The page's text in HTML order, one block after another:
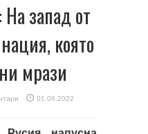
запад от
която
мрази
01.06.2022